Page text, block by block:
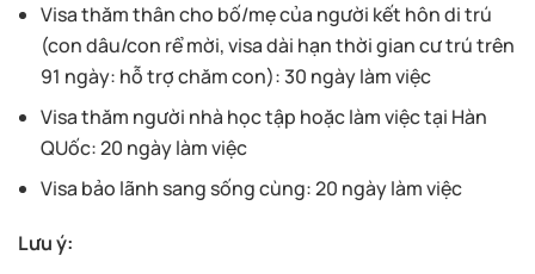
Visa thăm thân cho bố/mẹ của người kết hôn di trú
(con dâu/con rể mời, visa dài hạn thời gian cư trú trên
91 ngày: hỗ trợ chăm con): 30 ngày làm việc
Visa thăm người nhà học tập hoặc làm việc tại Hàn
QUốc: 20 ngày làm việc
Visa bảo lãnh sang sống cùng: 20 ngày làm việc
Lưu ý: